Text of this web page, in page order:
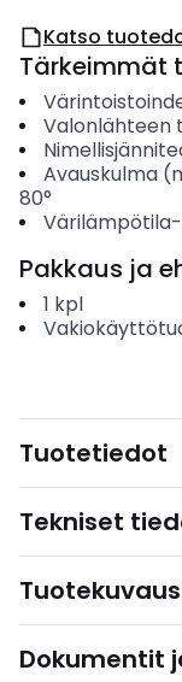
Katso
Tärkeimmät
Valonlähteen
Avauskulma
80°
Pakkaus ja
1 kpl
Tuotetiedot
Tekniset
Tuotekuvaus
Dokumentit